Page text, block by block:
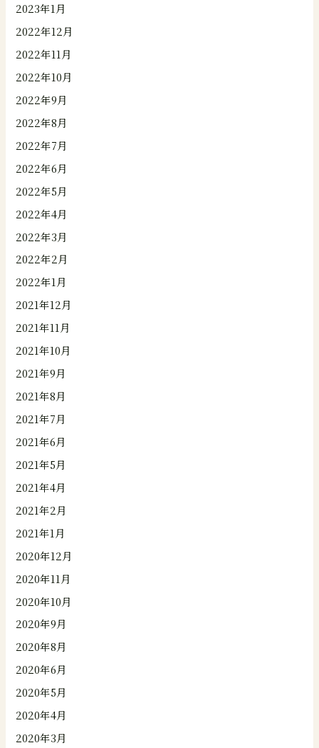
2023年1月
2022年12月
2022年11月
2022年10月
2022年9月
2022年8月
2022年7月
2022年6月
2022年5月
2022年4月
2022年3月
2022年2月
2022年1月
2021年12月
2021年11月
2021年10月
2021年9月
2021年8月
2021年7月
2021年6月
2021年5月
2021年4月
2021年2月
2021年1月
2020年12月
2020年11月
2020年10月
2020年9月
2020年8月
2020年6月
2020年5月
2020年4月
2020年3月